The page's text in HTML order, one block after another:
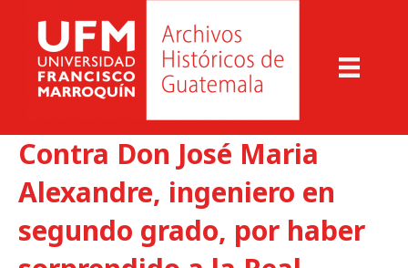
Contra Don José Maria
Alexandre, ingeniero en
segundo grado, por haber